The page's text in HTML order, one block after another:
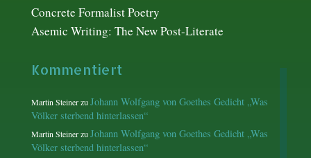
Concrete Formalist Poetry
Asemic Writing: The New Post-Literate
Kommentiert
Martin SteinerzuJohann Wolfgang von Goethes Gedicht „Was
Völker sterbend hinterlassen“
Martin SteinerzuJohann Wolfgang von Goethes Gedicht „Was
Völker sterbend hinterlassen“